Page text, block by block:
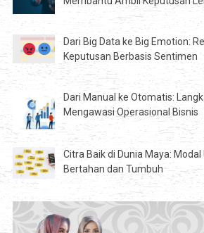
Dari Big Data ke Big Emotion:
Keputusan Berbasis Sentimen
Dari Manual ke Otomatis:
Mengawasi Operasional Bisnis
Citra Baik di Dunia Maya:
Bertahan dan Tumbuh